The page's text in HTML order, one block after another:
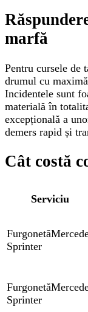
marfă
Pentru cursele de
drumul cu
Incidentele sunt
materială în
excepțională a
demers rapid și
Cât costă
Serviciu
Furgonetă
Sprinter
Furgonetă
Sprinter